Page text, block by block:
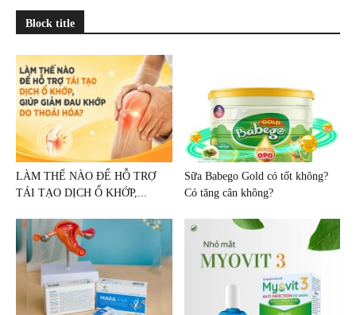
Block title
LÀM THẾ NÀO ĐỂ HỖ TRỢ
TÁI TẠO DỊCH Ổ KHỚP,...
Sữa Babego Gold có tốt không?
Có tăng cân không?